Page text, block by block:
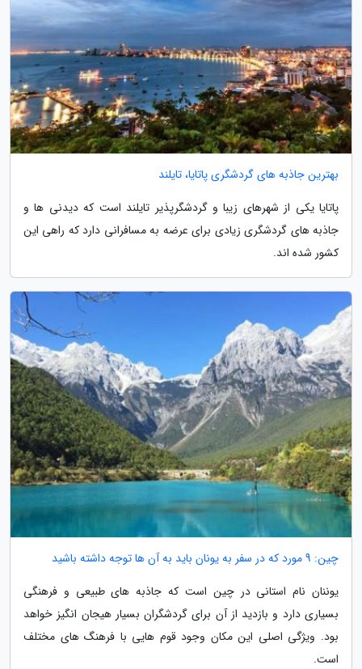
بهترین جاذبه های گردشگری پاتایا، تایلند
پاتایا یکی از شهرهای زیبا و گردشگرپذیر تایلند است که دیدنی ها و
جاذبه های گردشگری زیادی برای عرضه به مسافرانی دارد که راهی این
کشور شده اند.
چین: 9 مورد که در سفر به یونان باید به آن ها توجه داشته باشید
یوننان نام استانی در چین است که جاذبه های طبیعی و فرهنگی
بسیاری دارد و بازدید از آن برای گردشگران بسیار هیجان انگیز خواهد
بود. ویژگی اصلی این مکان وجود قوم هایی با فرهنگ های مختلف
است.